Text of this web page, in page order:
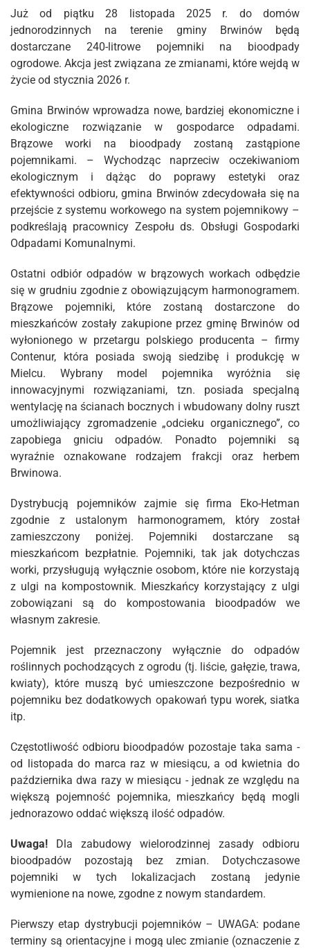
Już od piątku 28 listopada 2025 r. do domów
jednorodzinnych na terenie gminy Brwinów będą
dostarczane 240-litrowe pojemniki na bioodpady
ogrodowe. Akcja jest związana ze zmianami, które wejdą w
życie od stycznia 2026 r.
Gmina Brwinów wprowadza nowe, bardziej ekonomiczne i
ekologiczne rozwiązanie w gospodarce odpadami.
Brązowe worki na bioodpady zostaną zastąpione
pojemnikami. – Wychodząc naprzeciw oczekiwaniom
ekologicznym i dążąc do poprawy estetyki oraz
efektywności odbioru, gmina Brwinów zdecydowała się na
przejście z systemu workowego na system pojemnikowy –
podkreślają pracownicy Zespołu ds. Obsługi Gospodarki
Odpadami Komunalnymi.
Ostatni odbiór odpadów w brązowych workach odbędzie
się w grudniu zgodnie z obowiązującym harmonogramem.
Brązowe pojemniki, które zostaną dostarczone do
mieszkańców zostały zakupione przez gminę Brwinów od
wyłonionego w przetargu polskiego producenta – firmy
Contenur, która posiada swoją siedzibę i produkcję w
Mielcu. Wybrany model pojemnika wyróżnia się
innowacyjnymi rozwiązaniami, tzn. posiada specjalną
wentylację na ścianach bocznych i wbudowany dolny ruszt
umożliwiający zgromadzenie „odcieku organicznego”, co
zapobiega gniciu odpadów. Ponadto pojemniki są
wyraźnie oznakowane rodzajem frakcji oraz herbem
Brwinowa.
Dystrybucją pojemników zajmie się firma Eko-Hetman
zgodnie z ustalonym harmonogramem, który został
zamieszczony poniżej. Pojemniki dostarczane są
mieszkańcom bezpłatnie. Pojemniki, tak jak dotychczas
worki, przysługują wyłącznie osobom, które nie korzystają
z ulgi na kompostownik. Mieszkańcy korzystający z ulgi
zobowiązani są do kompostowania bioodpadów we
własnym zakresie.
Pojemnik jest przeznaczony wyłącznie do odpadów
roślinnych pochodzących z ogrodu (tj. liście, gałęzie, trawa,
kwiaty), które muszą być umieszczone bezpośrednio w
pojemniku bez dodatkowych opakowań typu worek, siatka
itp.
Częstotliwość odbioru bioodpadów pozostaje taka sama -
od listopada do marca raz w miesiącu, a od kwietnia do
października dwa razy w miesiącu - jednak ze względu na
większą pojemność pojemnika, mieszkańcy będą mogli
jednorazowo oddać większą ilość odpadów.
Uwaga! Dla zabudowy wielorodzinnej zasady odbioru
bioodpadów pozostają bez zmian. Dotychczasowe
pojemniki w tych lokalizacjach zostaną jedynie
wymienione na nowe, zgodne z nowym standardem.
Pierwszy etap dystrybucji pojemników – UWAGA: podane
terminy są orientacyjne i mogą ulec zmianie (oznaczenie z